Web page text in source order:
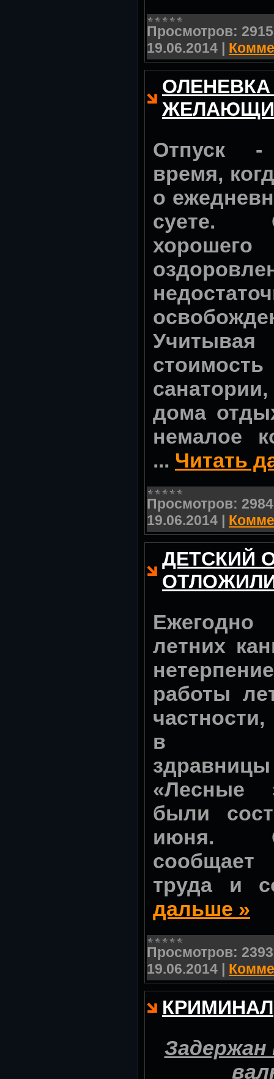
Просмотров: 2915
19.06.2014 |
Отпуск -
время,
о
суете.
дома
немалое
... Читать
Просмотров: 2984
19.06.2014 |
ДЕТСКИЙ
летних
работы
в
«Лесные
были
июня.
труда и
дальше »
Просмотров: 2393
19.06.2014 |
КРИМИНАЛ
Задержан